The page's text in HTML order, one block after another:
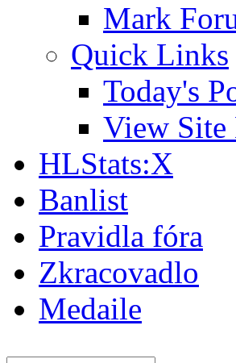
Mark
Quick Links
Today's
View Site
HLStats:X
Banlist
Pravidla fóra
Zkracovadlo
Medaile